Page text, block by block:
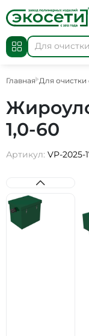
Главная Для очистки
1,0-60
Артикул: VP-2025-